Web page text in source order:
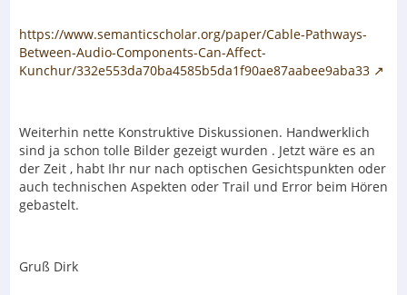
https://www.semanticscholar.org/paper/Cable-Pathways-
Between-Audio-Components-Can-Affect-
Kunchur/332e553da70ba4585b5da1f90ae87aabee9aba33
Weiterhin nette Konstruktive Diskussionen. Handwerklich
sind ja schon tolle Bilder gezeigt wurden . Jetzt wäre es an
der Zeit , habt Ihr nur nach optischen Gesichtspunkten oder
auch technischen Aspekten oder Trail und Error beim Hören
gebastelt.
Gruß Dirk